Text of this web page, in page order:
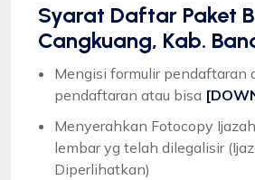
Syarat Daftar Paket B
Cangkuang, Kab.
Mengisi formulir pendaftaran
pendaftaran atau bisa
Menyerahkan Fotocopy
lembar yg telah dilegalisir
Diperlihatkan)